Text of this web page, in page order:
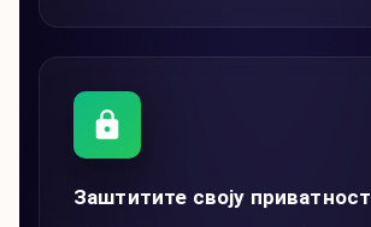
Заштитите своју приватност